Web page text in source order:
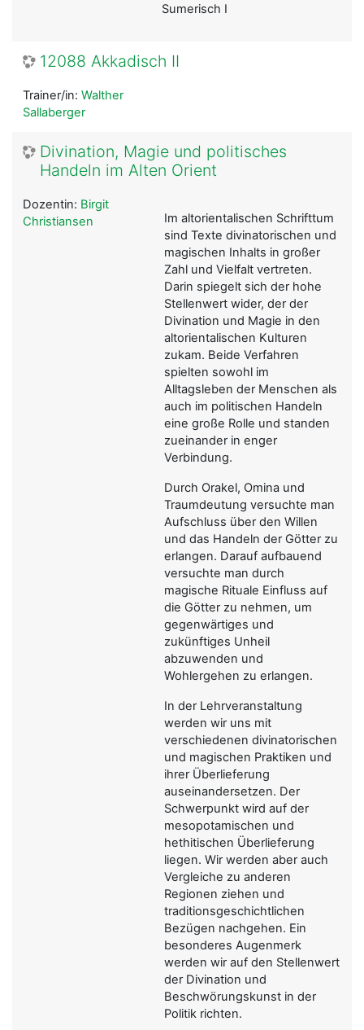
Sumerisch I
12088 Akkadisch II
Trainer/in: Walther
Sallaberger
Divination, Magie und politisches
Handeln im Alten Orient
Im altorientalischen Schrifttum
sind Texte divinatorischen und
magischen Inhalts in großer
Zahl und Vielfalt vertreten.
Darin spiegelt sich der hohe
Stellenwert wider, der der
Divination und Magie in den
altorientalischen Kulturen
zukam. Beide Verfahren
spielten sowohl im
Alltagsleben der Menschen als
auch im politischen Handeln
eine große Rolle und standen
zueinander in enger
Verbindung.
Durch Orakel, Omina und
Traumdeutung versuchte man
Aufschluss über den Willen
und das Handeln der Götter zu
erlangen. Darauf aufbauend
versuchte man durch
magische Rituale Einfluss auf
die Götter zu nehmen, um
gegenwärtiges und
zukünftiges Unheil
abzuwenden und
Wohlergehen zu erlangen.
In der Lehrveranstaltung
werden wir uns mit
verschiedenen divinatorischen
und magischen Praktiken und
ihrer Überlieferung
auseinandersetzen. Der
Schwerpunkt wird auf der
mesopotamischen und
hethitischen Überlieferung
liegen. Wir werden aber auch
Vergleiche zu anderen
Regionen ziehen und
traditionsgeschichtlichen
Bezügen nachgehen. Ein
besonderes Augenmerk
werden wir auf den Stellenwert
der Divination und
Beschwörungskunst in der
Politik richten.
Dozentin: Birgit
Christiansen